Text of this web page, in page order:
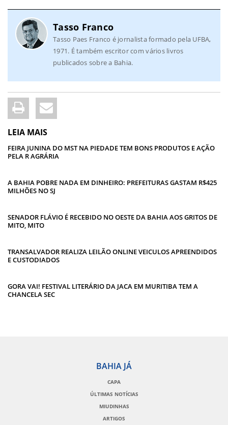
Tasso Franco
Tasso Paes Franco é jornalista formado pela UFBA,
1971. É também escritor com vários livros
publicados sobre a Bahia.
LEIA MAIS
FEIRA JUNINA DO MST NA PIEDADE TEM BONS PRODUTOS E AÇÃO
PELA R AGRÁRIA
A BAHIA POBRE NADA EM DINHEIRO: PREFEITURAS GASTAM R$425
MILHÕES NO SJ
SENADOR FLÁVIO É RECEBIDO NO OESTE DA BAHIA AOS GRITOS DE
MITO, MITO
TRANSALVADOR REALIZA LEILÃO ONLINE VEICULOS APREENDIDOS
E CUSTODIADOS
GORA VAI! FESTIVAL LITERÁRIO DA JACA EM MURITIBA TEM A
CHANCELA SEC
BAHIA JÁ
CAPA
ÚLTIMAS NOTÍCIAS
MIUDINHAS
ARTIGOS